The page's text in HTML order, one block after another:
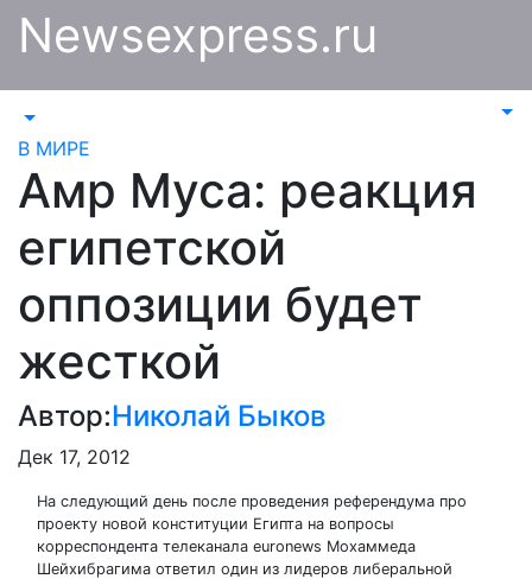
Перейти
Newsexpress.ru
В МИРЕ
Амр Муса: реакция
египетской
оппозиции будет
жесткой
Автор:Николай Быков
Дек 17, 2012
На следующий день после проведения референдума про
проекту новой конституции Египта на вопросы
корреспондента телеканала euronews Мохаммеда
Шейхибрагима ответил один из лидеров либеральной